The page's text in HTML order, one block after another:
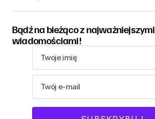
Bądź na bieżąco z najważniejszymi
wiadomościami!